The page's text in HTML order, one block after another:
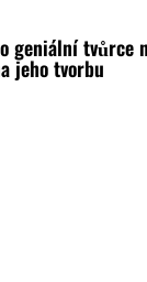
geniální tvůrce
jeho tvorbu